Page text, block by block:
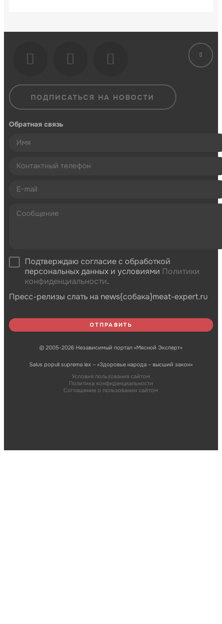
ПОДПИСАТЬСЯ НА НОВОСТИ
Обратная связь
Подтверждаю согласие с обработкой
персональных данных и условиями Политики
конфиденциальности.
Пресс-релизы слать на news{собака}meat-expert.ru
© 2005-2026 Независимый портал «Мясной Эксперт»
Salus populi suprema lex – «Здоровье народа – высший закон»
Условия пользования сайтом
Политика конфиденциальности
Соглашение о пользовании сайтом